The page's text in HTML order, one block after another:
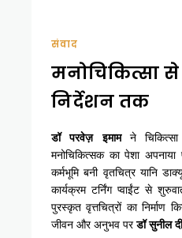
संवाद
मनोचिकित्सा
निर्देशन तक
डॉ परवेज़ इमाम ने
मनोचिकित्सक का पेशा
कर्मभूमि बनी वृतचित्र यानि
कार्यक्रम टर्निंग प्वाईंट से
पुरस्कृत वृत्तचित्रों का
जीवन और अनुभव परडॉ सुनील